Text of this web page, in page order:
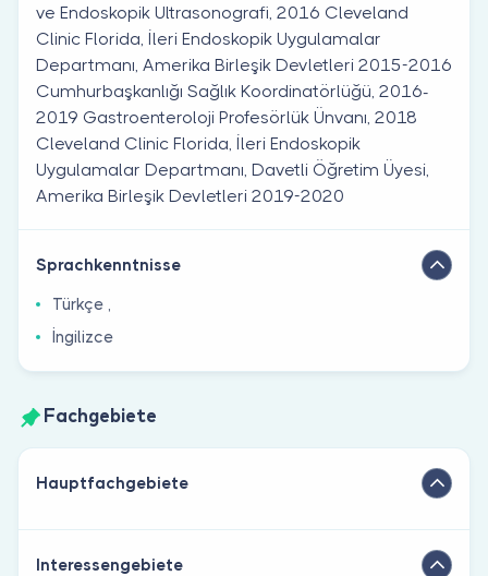
ve Endoskopik Ultrasonografi, 2016 Cleveland
Clinic Florida, İleri Endoskopik Uygulamalar
Departmanı, Amerika Birleşik Devletleri 2015-2016
Cumhurbaşkanlığı Sağlık Koordinatörlüğü, 2016-
2019 Gastroenteroloji Profesörlük Ünvanı, 2018
Cleveland Clinic Florida, İleri Endoskopik
Uygulamalar Departmanı, Davetli Öğretim Üyesi,
Amerika Birleşik Devletleri 2019-2020
Sprachkenntnisse
Türkçe ,
İngilizce
Fachgebiete
Hauptfachgebiete
Interessengebiete